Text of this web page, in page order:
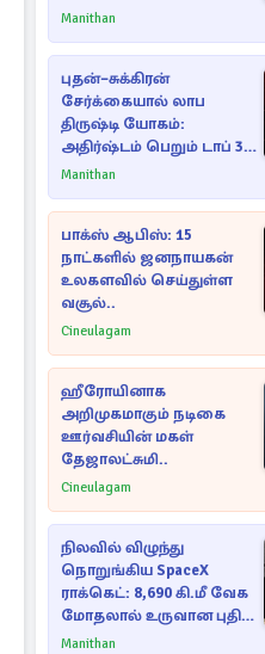
Manithan
புதன்–சுக்கிரன்
சேர்க்கையால் லாப
திருஷ்டி யோகம்:
அதிர்ஷ்டம் பெறும் டாப் 3
ராசிகள்!
Manithan
பாக்ஸ் ஆபிஸ்: 15
நாட்களில் ஜனநாயகன்
உலகளவில் செய்துள்ள
வசூல்..
Cineulagam
ஹீரோயினாக
அறிமுகமாகும் நடிகை
ஊர்வசியின் மகள்
தேஜாலட்சுமி..
Cineulagam
நிலவில் விழுந்து
நொறுங்கிய SpaceX
ராக்கெட்: 8,690 கி.மீ வேக
மோதலால் உருவான புதிய
பள்ளம்!
Manithan